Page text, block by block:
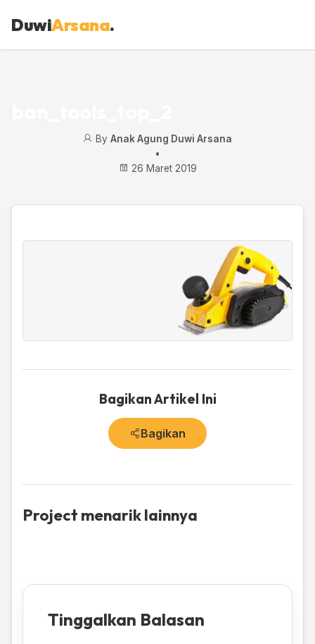
DuwiArsana.
By Anak Agung Duwi Arsana
•
26 Maret 2019
Bagikan Artikel Ini
Bagikan
Project menarik lainnya
Tinggalkan Balasan